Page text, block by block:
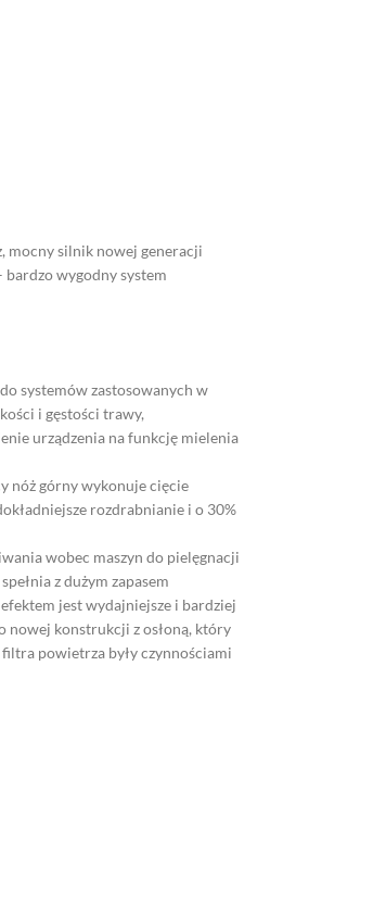
mocny silnik nowej generacji
wygodny system
systemów zastosowanych w
i gęstości trawy,
urządzenia na funkcję mielenia
nóż górny wykonuje cięcie
rozdrabnianie i o 30%
wobec maszyn do pielęgnacji
z dużym zapasem
jest wydajniejsze i bardziej
nowej konstrukcji z osłoną, który
powietrza były czynnościami